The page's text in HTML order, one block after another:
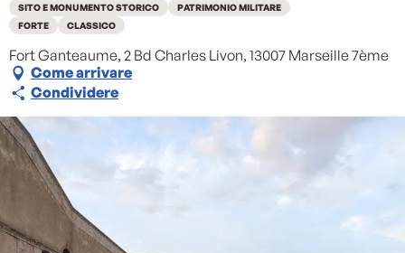
SITO E MONUMENTO STORICO
PATRIMONIO MILITARE
FORTE
CLASSICO
Fort Ganteaume, 2 Bd Charles Livon, 13007 Marseille 7ème
Come arrivare
Condividere